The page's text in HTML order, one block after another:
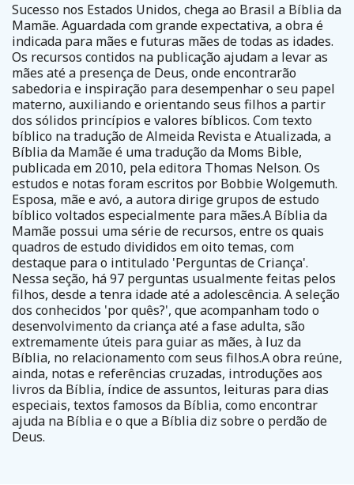
Sucesso nos Estados Unidos, chega ao Brasil a Bíblia da
Mamãe. Aguardada com grande expectativa, a obra é
indicada para mães e futuras mães de todas as idades.
Os recursos contidos na publicação ajudam a levar as
mães até a presença de Deus, onde encontrarão
sabedoria e inspiração para desempenhar o seu papel
materno, auxiliando e orientando seus filhos a partir
dos sólidos princípios e valores bíblicos. Com texto
bíblico na tradução de Almeida Revista e Atualizada, a
Bíblia da Mamãe é uma tradução da Moms Bible,
publicada em 2010, pela editora Thomas Nelson. Os
estudos e notas foram escritos por Bobbie Wolgemuth.
Esposa, mãe e avó, a autora dirige grupos de estudo
bíblico voltados especialmente para mães.A Bíblia da
Mamãe possui uma série de recursos, entre os quais
quadros de estudo divididos em oito temas, com
destaque para o intitulado 'Perguntas de Criança'.
Nessa seção, há 97 perguntas usualmente feitas pelos
filhos, desde a tenra idade até a adolescência. A seleção
dos conhecidos 'por quês?', que acompanham todo o
desenvolvimento da criança até a fase adulta, são
extremamente úteis para guiar as mães, à luz da
Bíblia, no relacionamento com seus filhos.A obra reúne,
ainda, notas e referências cruzadas, introduções aos
livros da Bíblia, índice de assuntos, leituras para dias
especiais, textos famosos da Bíblia, como encontrar
ajuda na Bíblia e o que a Bíblia diz sobre o perdão de
Deus.